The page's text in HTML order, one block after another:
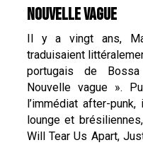
NOUVELLE VAGUE
Il y a vingt ans,
traduisaient
portugais de
Nouvelle vague ».
l’immédiat after-
lounge et
Will Tear Us Apart,